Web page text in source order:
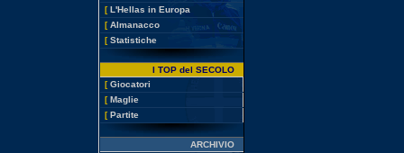
[ L'Hellas in Europa
[ Almanacco
[ Statistiche
I TOP del SECOLO
[ Giocatori
[ Maglie
[ Partite
ARCHIVIO